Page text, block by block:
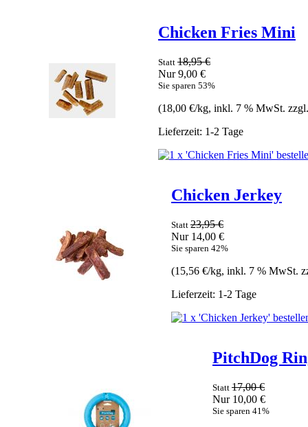
Chicken Fries Mini
Statt 18,95 €
Nur 9,00 €
Sie sparen 53%
(18,00 €/kg, inkl. 7 % MwSt.
Lieferzeit: 1-2 Tage
Chicken Jerkey
Statt 23,95 €
Nur 14,00 €
Sie sparen 42%
(15,56 €/kg, inkl. 7 % MwSt.
Lieferzeit: 1-2 Tage
PitchDog
Statt 17,00 €
Nur 10,00 €
Sie sparen 41%